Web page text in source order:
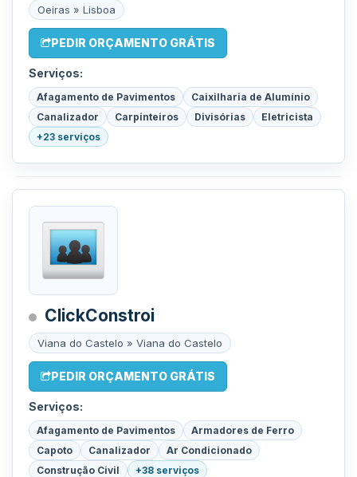
Oeiras » Lisboa
PEDIR ORÇAMENTO GRÁTIS
Serviços:
Afagamento de Pavimentos
Caixilharia de Alumínio
Canalizador
Carpinteiros Divisórias
Eletricista
+23 serviços
ClickConstroi
Viana do Castelo » Viana do Castelo
PEDIR ORÇAMENTO GRÁTIS
Serviços:
Afagamento de Pavimentos
Armadores de Ferro
Capoto
Canalizador
Ar Condicionado
Construção Civil
+38 serviços